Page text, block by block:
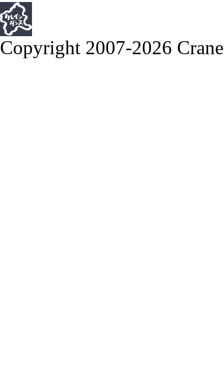
Copyright 2007-2026